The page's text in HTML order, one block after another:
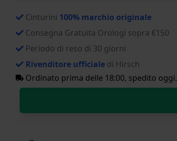
Cinturini 100% marchio originale
Consegna Gratuita Orologi sopra €150
Periodo di reso di 30 giorni
Rivenditore ufficiale di Hirsch
Ordinato prima delle 18:00, spedito oggi.